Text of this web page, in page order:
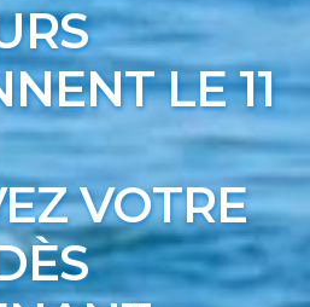
LE 11
VOTRE